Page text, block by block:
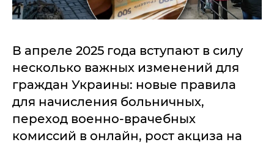
В апреле 2025 года вступают в силу
несколько важных изменений для
граждан Украины: новые правила
для начисления больничных,
переход военно-врачебных
комиссий в онлайн, рост акциза на